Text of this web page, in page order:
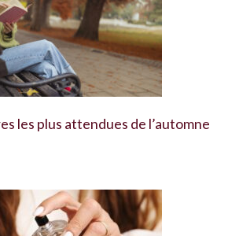
les plus attendues de l’automne